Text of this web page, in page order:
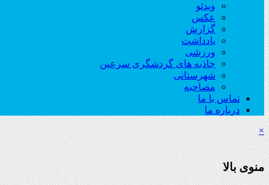
ویدئو
عکس
گزارش
یادداشت
ورزشی
جاذبه های گردشگری سرعین
شهرستانی
مصاحبه
تماس با ما
درباره ما
×
منوی بالا